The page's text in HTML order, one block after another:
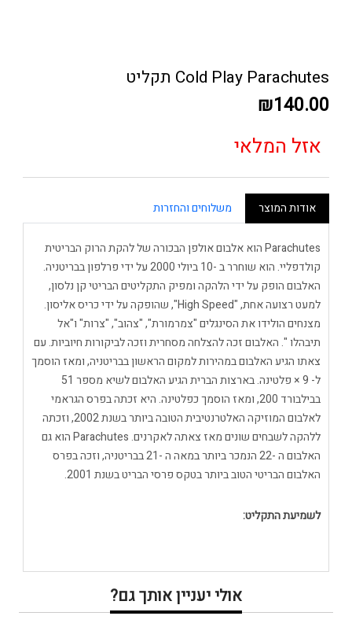
Cold Play Parachutes תקליט
₪140.00
אזל המלאי
אודות המוצר משלוחים והחזרות
Parachutes הוא אלבום אולפן הבכורה של להקת הרוק הבריטית
קולדפליי. הוא שוחרר ב -10 ביולי 2000 על ידי פרלפון בבריטניה.
האלבום הופק על ידי הלהקה ומפיק התקליטים הבריטי קן נלסון,
למעט רצועה אחת, "High Speed", שהופקה על ידי כריס אליסון.
מצנחים הולידו את הסינגלים "צמרמורת", "צהוב", "צרות" ו"אל
תיבהלו ". האלבום זכה להצלחה מסחרית וזכה לביקורות חיוביות. עם
צאתו הגיע האלבום במהירות למקום הראשון בבריטניה, ומאז הוסמך
ל- 9 × פלטינה. בארצות הברית הגיע האלבום לשיא מספר 51
בבילבורד 200, ומאז הוסמך כפלטינה. היא זכתה בפרס הגראמי
לאלבום המוזיקה האלטרנטיבית הטובה ביותר בשנת 2002, וזכתה
ללהקה לשבחים שונים מאז צאתה לאקרנים. Parachutes הוא גם
האלבום ה -22 הנמכר ביותר במאה ה -21 בבריטניה, וזכה בפרס
האלבום הבריטי הטוב ביותר בטקס פרסי הבריט בשנת 2001.
לשמיעת התקליט:
אולי יעניין אותך גם?